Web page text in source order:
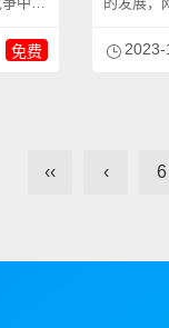
免费
‹‹ ‹ 6